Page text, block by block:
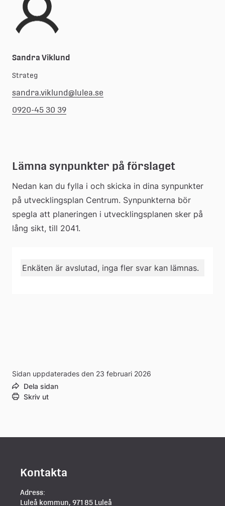
Sandra Viklund
Strateg
sandra.viklund@lulea.se
0920-45 30 39
Lämna synpunkter på förslaget
Nedan kan du fylla i och skicka in dina synpunkter
på utvecklingsplan Centrum. Synpunkterna bör
spegla att planeringen i utvecklingsplanen sker på
lång sikt, till 2041.
Enkäten är avslutad, inga fler svar kan lämnas.
Sidan uppdaterades den 23 februari 2026
Dela sidan
Skriv ut
Kontakta
Adress:
Luleå kommun, 971 85 Luleå